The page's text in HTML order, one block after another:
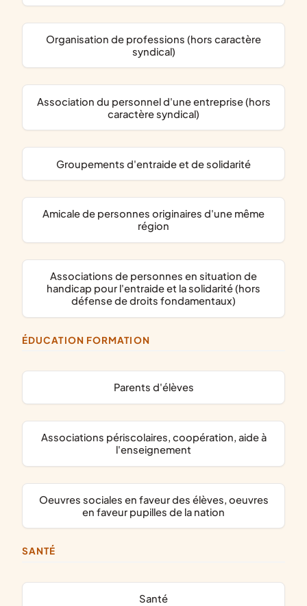
organisation de professions (hors caractère
syndical)
association du personnel d'une entreprise (hors
caractère syndical)
groupements d'entraide et de solidarité
amicale de personnes originaires d'une même
région
associations de personnes en situation de
handicap pour l'entraide et la solidarité (hors
défense de droits fondamentaux)
ÉDUCATION FORMATION
parents d'élèves
associations périscolaires, coopération, aide à
l'enseignement
oeuvres sociales en faveur des élèves, oeuvres
en faveur pupilles de la nation
SANTÉ
santé